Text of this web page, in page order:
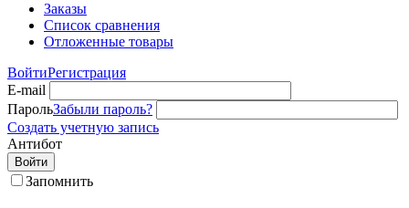
Заказы
Список сравнения
Отложенные товары
ВойтиРегистрация
E-mail
ПарольЗабыли пароль?
Создать учетную запись
Антибот
Войти
Запомнить